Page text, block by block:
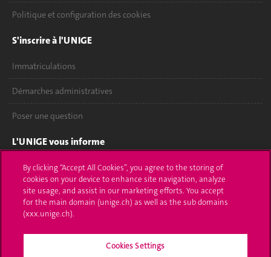
Politique et configuration des cookies
S'inscrire à l'UNIGE
Immatriculations
Démarches administratives
Poser une question
L'UNIGE vous informe
UNIGE Mobile
Médias
Offres d'emploi
By clicking “Accept All Cookies”, you agree to the storing of
cookies on your device to enhance site navigation, analyze
site usage, and assist in our marketing efforts. You accept
for the main domain (unige.ch) as well as the sub domains
(xxx.unige.ch).
Cookies Settings